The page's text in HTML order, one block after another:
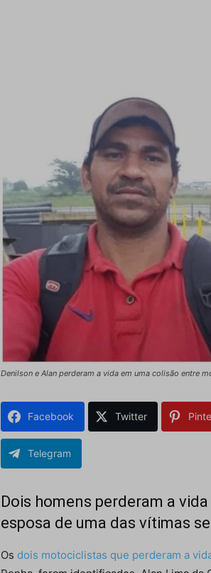
Denilson e Alan perderam a vida em uma colisão entre
Facebook Twitter
Telegram
Dois homens perderam a
esposa de uma das vítimas
Os dois motociclistas que perderam a